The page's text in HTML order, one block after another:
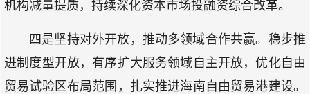
机构减量提质，持续深化资本市场投融资综合改革。
四是坚持对外开放，推动多领域合作共赢。稳步推
进制度型开放，有序扩大服务领域自主开放，优化自由
贸易试验区布局范围，扎实推进海南自由贸易港建设。